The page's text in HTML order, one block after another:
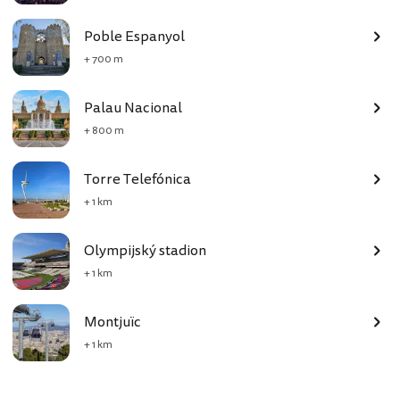
Poble Espanyol
+ 700 m
Palau Nacional
+ 800 m
Torre Telefónica
+ 1 km
Olympijský stadion
+ 1 km
Montjuïc
+ 1 km